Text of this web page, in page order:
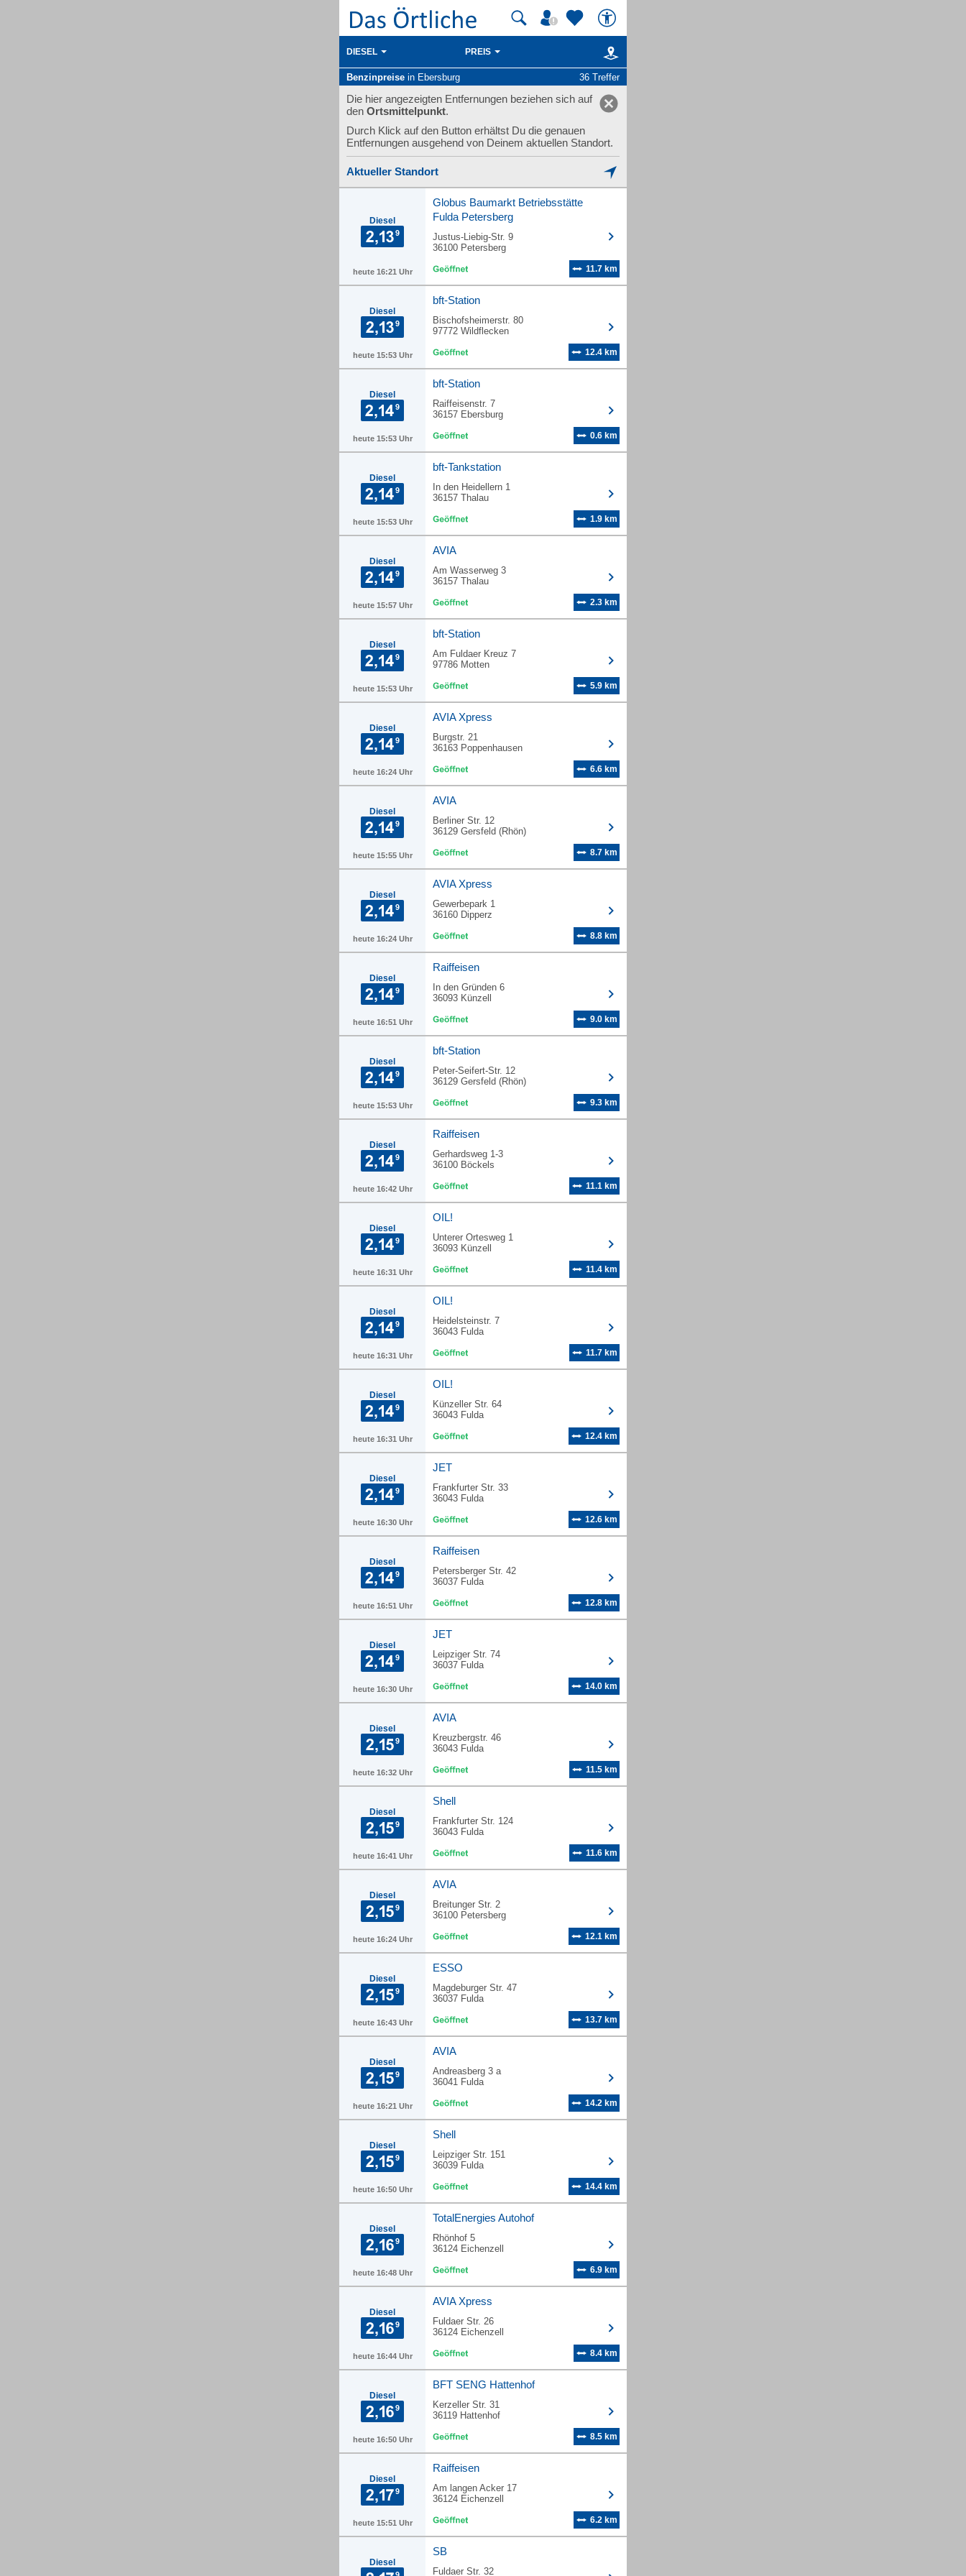
DIESEL PREIS
Benzinpreise in Ebersburg 36 Treffer
Die hier angezeigten Entfernungen beziehen sich auf
den Ortsmittelpunkt.
Durch Klick auf den Button erhältst Du die genauen
Entfernungen ausgehend von Deinem aktuellen Standort.
Aktueller Standort
Diesel
heute 16:21 Uhr
Globus Baumarkt Betriebsstätte
Fulda Petersberg
Justus-Liebig-Str. 9
36100 Petersberg
11.7 km
Diesel
heute 15:53 Uhr
bft-Station
Bischofsheimerstr. 80
97772 Wildflecken
12.4 km
Diesel
heute 15:53 Uhr
bft-Station
Raiffeisenstr. 7
36157 Ebersburg
0.6 km
Diesel
heute 15:53 Uhr
bft-Tankstation
In den Heidellern 1
36157 Thalau
1.9 km
Diesel
heute 15:57 Uhr
AVIA
Am Wasserweg 3
36157 Thalau
2.3 km
Diesel
heute 15:53 Uhr
bft-Station
Am Fuldaer Kreuz 7
97786 Motten
5.9 km
Diesel
heute 16:24 Uhr
AVIA Xpress
Burgstr. 21
36163 Poppenhausen
6.6 km
Diesel
heute 15:55 Uhr
AVIA
Berliner Str. 12
36129 Gersfeld (Rhön)
8.7 km
Diesel
heute 16:24 Uhr
AVIA Xpress
Gewerbepark 1
36160 Dipperz
8.8 km
Diesel
heute 16:51 Uhr
Raiffeisen
In den Gründen 6
36093 Künzell
9.0 km
Diesel
heute 15:53 Uhr
bft-Station
Peter-Seifert-Str. 12
36129 Gersfeld (Rhön)
9.3 km
Diesel
heute 16:42 Uhr
Raiffeisen
Gerhardsweg 1-3
36100 Böckels
11.1 km
Diesel
heute 16:31 Uhr
OIL!
Unterer Ortesweg 1
36093 Künzell
11.4 km
Diesel
heute 16:31 Uhr
OIL!
Heidelsteinstr. 7
36043 Fulda
11.7 km
Diesel
heute 16:31 Uhr
OIL!
Künzeller Str. 64
36043 Fulda
12.4 km
Diesel
heute 16:30 Uhr
JET
Frankfurter Str. 33
36043 Fulda
12.6 km
Diesel
heute 16:51 Uhr
Raiffeisen
Petersberger Str. 42
36037 Fulda
12.8 km
Diesel
heute 16:30 Uhr
JET
Leipziger Str. 74
36037 Fulda
14.0 km
Diesel
heute 16:32 Uhr
AVIA
Kreuzbergstr. 46
36043 Fulda
11.5 km
Diesel
heute 16:41 Uhr
Shell
Frankfurter Str. 124
36043 Fulda
11.6 km
Diesel
heute 16:24 Uhr
AVIA
Breitunger Str. 2
36100 Petersberg
12.1 km
Diesel
heute 16:43 Uhr
ESSO
Magdeburger Str. 47
36037 Fulda
13.7 km
Diesel
heute 16:21 Uhr
AVIA
Andreasberg 3 a
36041 Fulda
14.2 km
Diesel
heute 16:50 Uhr
Shell
Leipziger Str. 151
36039 Fulda
14.4 km
Diesel
heute 16:48 Uhr
TotalEnergies Autohof
Rhönhof 5
36124 Eichenzell
6.9 km
Diesel
heute 16:44 Uhr
AVIA Xpress
Fuldaer Str. 26
36124 Eichenzell
8.4 km
Diesel
heute 16:50 Uhr
BFT SENG Hattenhof
Kerzeller Str. 31
36119 Hattenhof
8.5 km
Diesel
heute 15:51 Uhr
Raiffeisen
Am langen Acker 17
36124 Eichenzell
6.2 km
Diesel
SB
Fuldaer Str. 32